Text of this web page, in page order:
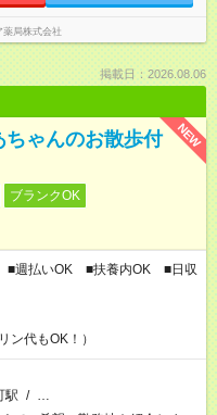
薬局株式会社
掲載日：2026.08.06
NEW
ちゃんのお散歩付
ブランクOK
■週払いOK ■扶養内OK ■日収
ン代もOK！）
駅 / …